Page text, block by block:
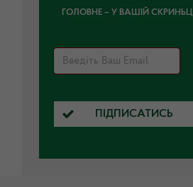
ГОЛОВНЕ – У ВАШІЙ СКРИНЬЦІ
ПІДПИСАТИСЬ